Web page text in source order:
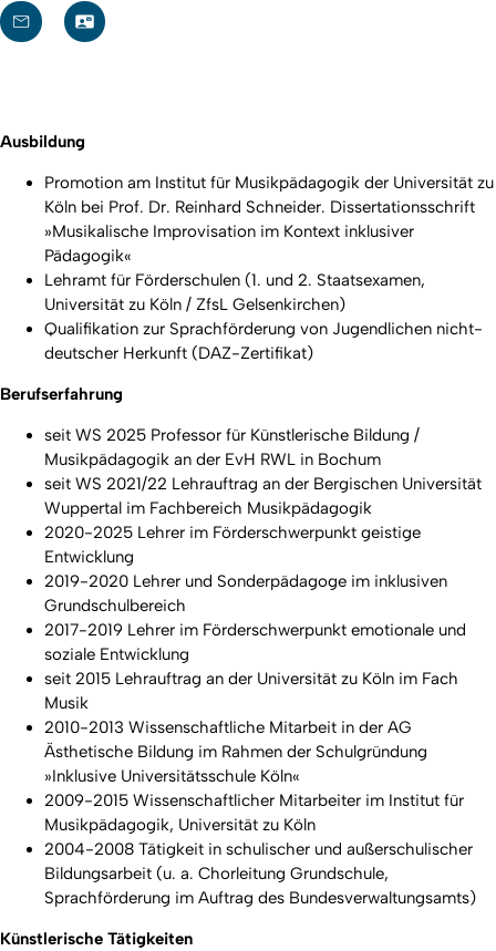
Ausbildung
Promotion am Institut für Musikpädagogik der Universität zu
Köln bei Prof. Dr. Reinhard Schneider. Dissertationsschrift
»Musikalische Improvisation im Kontext inklusiver
Pädagogik«
Lehramt für Förderschulen (1. und 2. Staatsexamen,
Universität zu Köln / ZfsL Gelsenkirchen)
Qualifikation zur Sprachförderung von Jugendlichen nicht-
deutscher Herkunft (DAZ-Zertifikat)
Berufserfahrung
seit WS 2025 Professor für Künstlerische Bildung /
Musikpädagogik an der EvH RWL in Bochum
seit WS 2021/22 Lehrauftrag an der Bergischen Universität
Wuppertal im Fachbereich Musikpädagogik
2020-2025 Lehrer im Förderschwerpunkt geistige
Entwicklung
2019-2020 Lehrer und Sonderpädagoge im inklusiven
Grundschulbereich
2017-2019 Lehrer im Förderschwerpunkt emotionale und
soziale Entwicklung
seit 2015 Lehrauftrag an der Universität zu Köln im Fach
Musik
2010-2013 Wissenschaftliche Mitarbeit in der AG
Ästhetische Bildung im Rahmen der Schulgründung
»Inklusive Universitätsschule Köln«
2009-2015 Wissenschaftlicher Mitarbeiter im Institut für
Musikpädagogik, Universität zu Köln
2004-2008 Tätigkeit in schulischer und außerschulischer
Bildungsarbeit (u. a. Chorleitung Grundschule,
Sprachförderung im Auftrag des Bundesverwaltungsamts)
Künstlerische Tätigkeiten